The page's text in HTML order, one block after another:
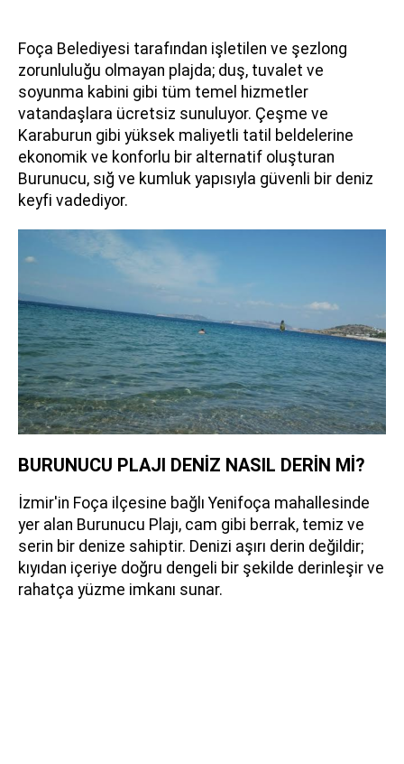
Foça Belediyesi tarafından işletilen ve şezlong
zorunluluğu olmayan plajda; duş, tuvalet ve
soyunma kabini gibi tüm temel hizmetler
vatandaşlara ücretsiz sunuluyor. Çeşme ve
Karaburun gibi yüksek maliyetli tatil beldelerine
ekonomik ve konforlu bir alternatif oluşturan
Burunucu, sığ ve kumluk yapısıyla güvenli bir deniz
keyfi vadediyor.
BURUNUCU PLAJI DENİZ NASIL DERİN Mİ?
İzmir'in Foça ilçesine bağlı Yenifoça mahallesinde
yer alan Burunucu Plajı, cam gibi berrak, temiz ve
serin bir denize sahiptir. Denizi aşırı derin değildir;
kıyıdan içeriye doğru dengeli bir şekilde derinleşir ve
rahatça yüzme imkanı sunar.